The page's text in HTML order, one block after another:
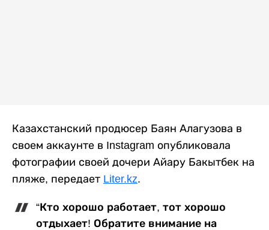
Казахстанский продюсер Баян Алагузова в
своем аккаунте в Instagram опубликовала
фотографии своей дочери Айару Бакытбек на
пляже, передает Liter.kz.
“Кто хорошо работает, тот хорошо
отдыхает! Обратите внимание на